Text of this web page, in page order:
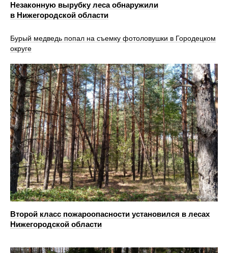
Незаконную вырубку леса обнаружили
в Нижегородской области
Бурый медведь попал на съемку фотоловушки в Городецком
округе
Второй класс пожароопасности установился в лесах
Нижегородской области